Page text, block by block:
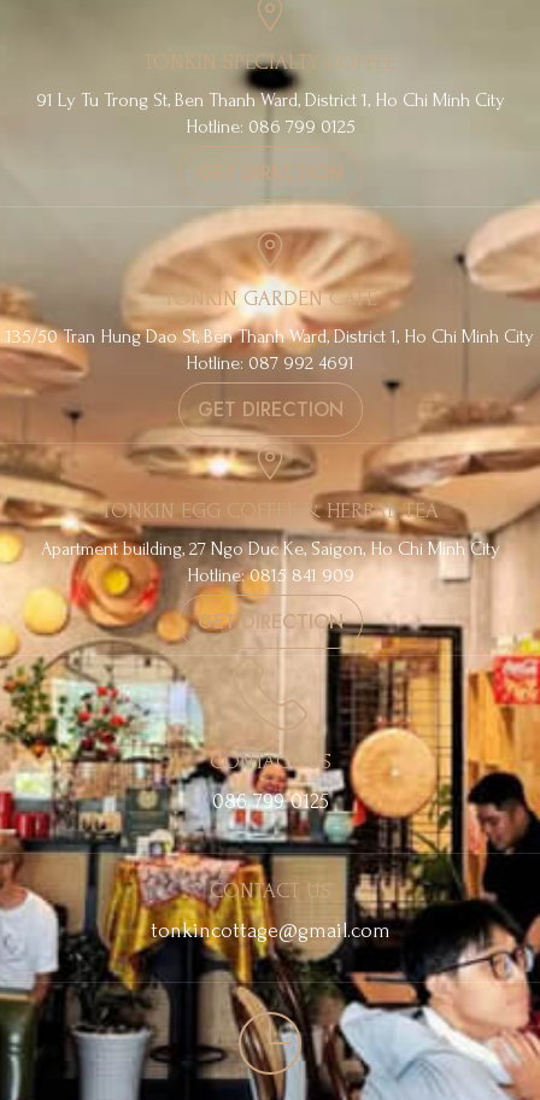
TONKIN SPECIALTY COFFEE
91 Ly Tu Trong St, Ben Thanh Ward, District 1, Ho Chi Minh City
Hotline: 086 799 0125
GET DIRECTION
TONKIN GARDEN CAFE
135/50 Tran Hung Dao St, Ben Thanh Ward, District 1, Ho Chi Minh City
Hotline: 087 992 4691
GET DIRECTION
TONKIN EGG COFFEE & HERBAL TEA
Apartment building, 27 Ngo Duc Ke, Saigon, Ho Chi Minh City
Hotline: 0815 841 909
GET DIRECTION
CONTACT US
086 799 0125
CONTACT US
tonkincottage@gmail.com